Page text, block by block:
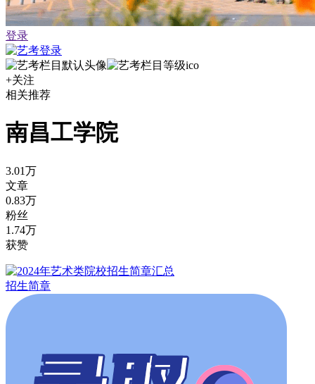
登录
+关注
相关推荐
南昌工学院
3.01万
文章
0.83万
粉丝
1.74万
获赞
招生简章